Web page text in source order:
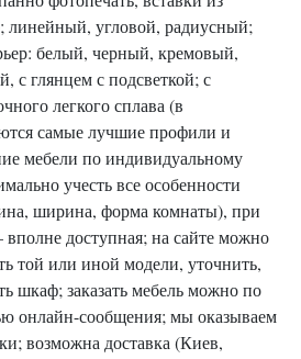
линейный, угловой, радиусный;
белый, черный, кремовый,
с глянцем с подсветкой; с
легкого сплава (в
самые лучшие профили и
мебели по индивидуальному
учесть все особенности
ширина, форма комнаты), при
доступная; на сайте можно
той или иной модели, уточнить,
шкаф; заказать мебель можно по
онлайн-сообщения; мы оказываем
возможна доставка (Киев,